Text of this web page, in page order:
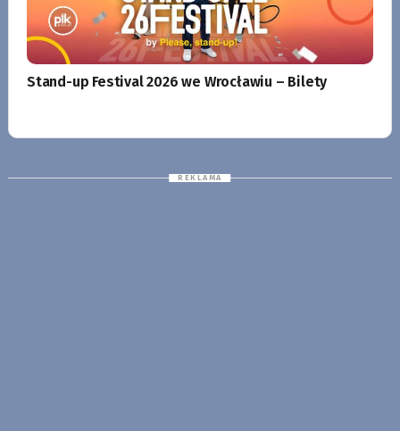
Stand-up Festival 2026 we Wrocławiu – Bilety